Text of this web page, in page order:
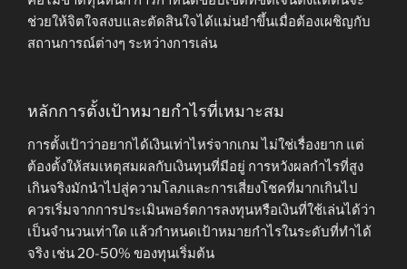
ช่วยให้จิตใจสงบและตัดสินใจได้แม่นยำขึ้นเมื่อต้องเผชิญกับ
สถานการณ์ต่างๆ ระหว่างการเล่น
หลักการตั้งเป้าหมายกำไรที่เหมาะสม
การตั้งเป้าว่าอยากได้เงินเท่าไหร่จากเกม ไม่ใช่เรื่องยาก แต่
ต้องตั้งให้สมเหตุสมผลกับเงินทุนที่มีอยู่ การหวังผลกำไรที่สูง
เกินจริงมักนำไปสู่ความโลภและการเสี่ยงโชคที่มากเกินไป
ควรเริ่มจากการประเมินพอร์ตการลงทุนหรือเงินที่ใช้เล่นได้ว่า
เป็นจำนวนเท่าใด แล้วกำหนดเป้าหมายกำไรในระดับที่ทำได้
จริง เช่น 20-50% ของทุนเริ่มต้น